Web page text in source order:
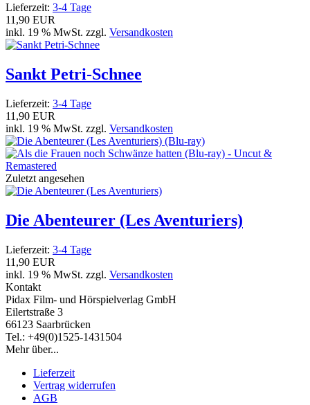
Lieferzeit: 3-4 Tage
11,90 EUR
inkl. 19 % MwSt. zzgl. Versandkosten
Sankt Petri-Schnee
Lieferzeit: 3-4 Tage
11,90 EUR
inkl. 19 % MwSt. zzgl. Versandkosten
Zuletzt angesehen
Die Abenteurer (Les Aventuriers)
Lieferzeit: 3-4 Tage
11,90 EUR
inkl. 19 % MwSt. zzgl. Versandkosten
Kontakt
Pidax Film- und Hörspielverlag GmbH
Eilertstraße 3
66123 Saarbrücken
Tel.: +49(0)1525-1431504
Mehr über...
Lieferzeit
Vertrag widerrufen
AGB